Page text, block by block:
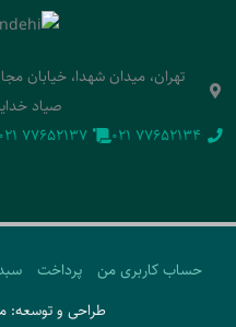
تهران، میدان شهدا، خیابان
صیاد
‭021 77652134‬
‭021 77652137‬
حساب کاربری من پرداخت
طراحی و توسعه: